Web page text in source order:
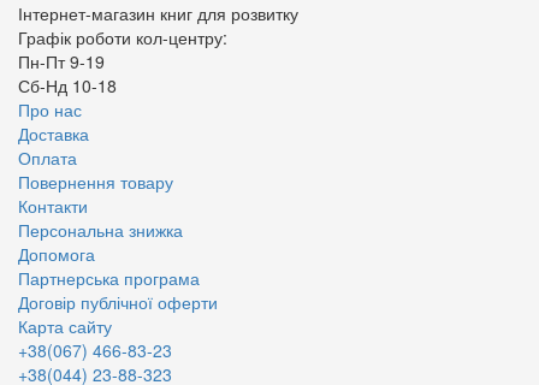
Інтернет-магазин книг для розвитку
Графік роботи кол-центру:
Пн-Пт 9-19
Сб-Нд 10-18
Про нас
Доставка
Оплата
Повернення товару
Контакти
Персональна знижка
Допомога
Партнерська програма
Договір публічної оферти
Карта сайту
+38(067) 466-83-23
+38(044) 23-88-323